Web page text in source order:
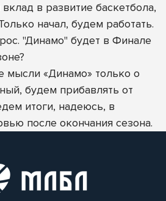
в развитие баскетбола,
начал, будем работать.
"Динамо" будет в Финале
мысли «Динамо» только о
будем прибавлять от
итоги, надеюсь, в
после окончания сезона.